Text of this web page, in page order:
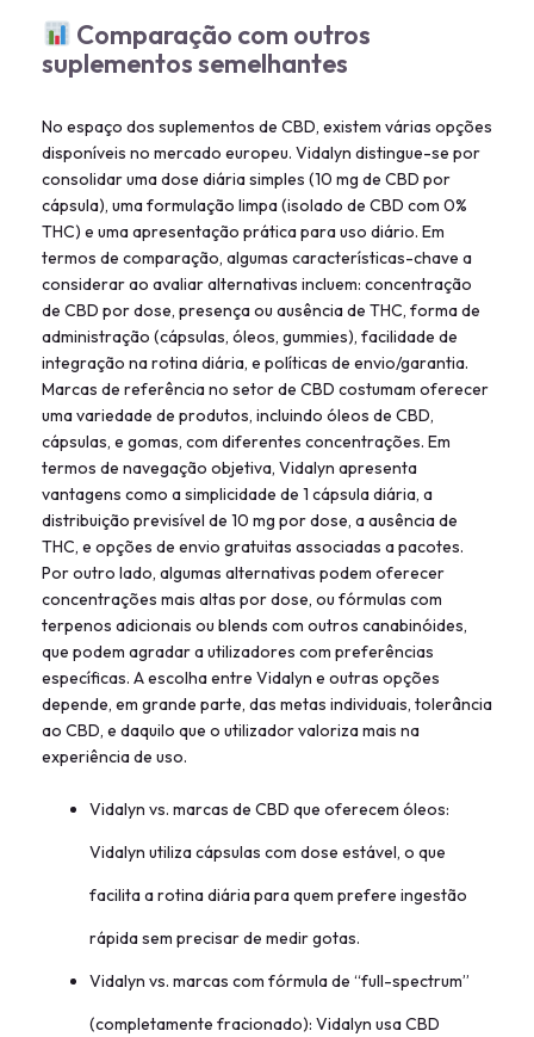
Comparação com outros
suplementos semelhantes
No espaço dos suplementos de CBD, existem várias opções
disponíveis no mercado europeu. Vidalyn distingue-se por
consolidar uma dose diária simples (10 mg de CBD por
cápsula), uma formulação limpa (isolado de CBD com 0%
THC) e uma apresentação prática para uso diário. Em
termos de comparação, algumas características-chave a
considerar ao avaliar alternativas incluem: concentração
de CBD por dose, presença ou ausência de THC, forma de
administração (cápsulas, óleos, gummies), facilidade de
integração na rotina diária, e políticas de envio/garantia.
Marcas de referência no setor de CBD costumam oferecer
uma variedade de produtos, incluindo óleos de CBD,
cápsulas, e gomas, com diferentes concentrações. Em
termos de navegação objetiva, Vidalyn apresenta
vantagens como a simplicidade de 1 cápsula diária, a
distribuição previsível de 10 mg por dose, a ausência de
THC, e opções de envio gratuitas associadas a pacotes.
Por outro lado, algumas alternativas podem oferecer
concentrações mais altas por dose, ou fórmulas com
terpenos adicionais ou blends com outros canabinóides,
que podem agradar a utilizadores com preferências
específicas. A escolha entre Vidalyn e outras opções
depende, em grande parte, das metas individuais, tolerância
ao CBD, e daquilo que o utilizador valoriza mais na
experiência de uso.
Vidalyn vs. marcas de CBD que oferecem óleos:
Vidalyn utiliza cápsulas com dose estável, o que
facilita a rotina diária para quem prefere ingestão
rápida sem precisar de medir gotas.
Vidalyn vs. marcas com fórmula de “full-spectrum”
(completamente fracionado): Vidalyn usa CBD